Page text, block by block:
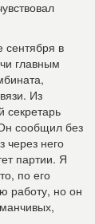
в
главным
Из
секретарь
сообщил без
через него
партии. Я
по его
работу, но он